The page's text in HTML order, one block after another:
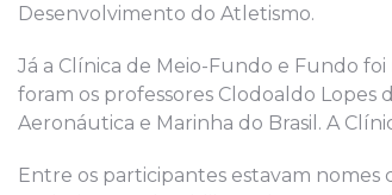
Desenvolvimento do Atletismo.
Já a Clínica de Meio-Fundo e Fundo
foram os professores Clodoaldo Lopes
Aeronáutica e Marinha do Brasil. A
Entre os participantes estavam nomes